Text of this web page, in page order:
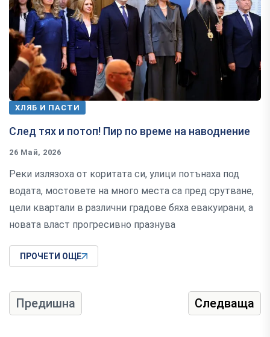
ХЛЯБ И ПАСТИ
След тях и потоп! Пир по време на наводнение
26 Май, 2026
Реки излязоха от коритата си, улици потънаха под
водата, мостовете на много места са пред срутване,
цели квартали в различни градове бяха евакуирани, а
новата власт прогресивно празнува
ПРОЧЕТИ ОЩЕ
Предишна Следваща